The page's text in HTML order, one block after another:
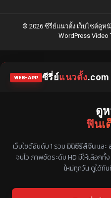
© 2026 ซีรี่ย์แนวตั้ง เว็บไซต์ดู
WordPress Video
WEB-APP ซีรี่ย์แนวตั้ง.com
ดู
ฟินเ
แหล่งรวมซีรี่ย์จีนแนวตั้ง พาก
เว็บไซต์อันดับ 1 รวม มินิซีรีส์จีนและ
จบไว ภาพชัดระดับ HD มีให้เลือกทั้ง
ใหม่ทุกวัน ดูได้ทั